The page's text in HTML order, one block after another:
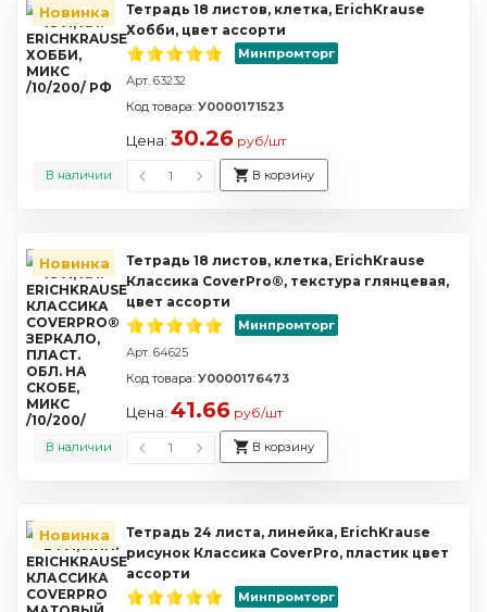
Новинка
Тетрадь 18 листов, клетка, ErichKrause
Хобби, цвет ассорти
Минпромторг
Арт. 63232
В наличии
Код товара: У0000171523
Цена: 30.26 руб/шт
В корзину
Новинка
Тетрадь 18 листов, клетка, ErichKrause
Классика CoverPrо®, текстура глянцевая,
цвет ассорти
Минпромторг
Арт. 64625
В наличии
Код товара: У0000176473
Цена: 41.66 руб/шт
В корзину
Новинка
Тетрадь 24 листа, линейка, ErichKrause
рисунок Классика CoverPro, пластик цвет
ассорти
Минпромторг